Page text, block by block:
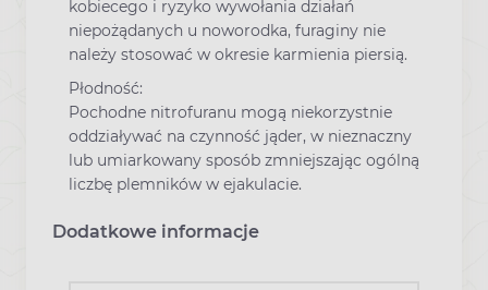
kobiecego i ryzyko wywołania działań
niepożądanych u noworodka, furaginy nie
należy stosować w okresie karmienia piersią.
Płodność:
Pochodne nitrofuranu mogą niekorzystnie
oddziaływać na czynność jąder, w nieznaczny
lub umiarkowany sposób zmniejszając ogólną
liczbę plemników w ejakulacie.
Dodatkowe informacje